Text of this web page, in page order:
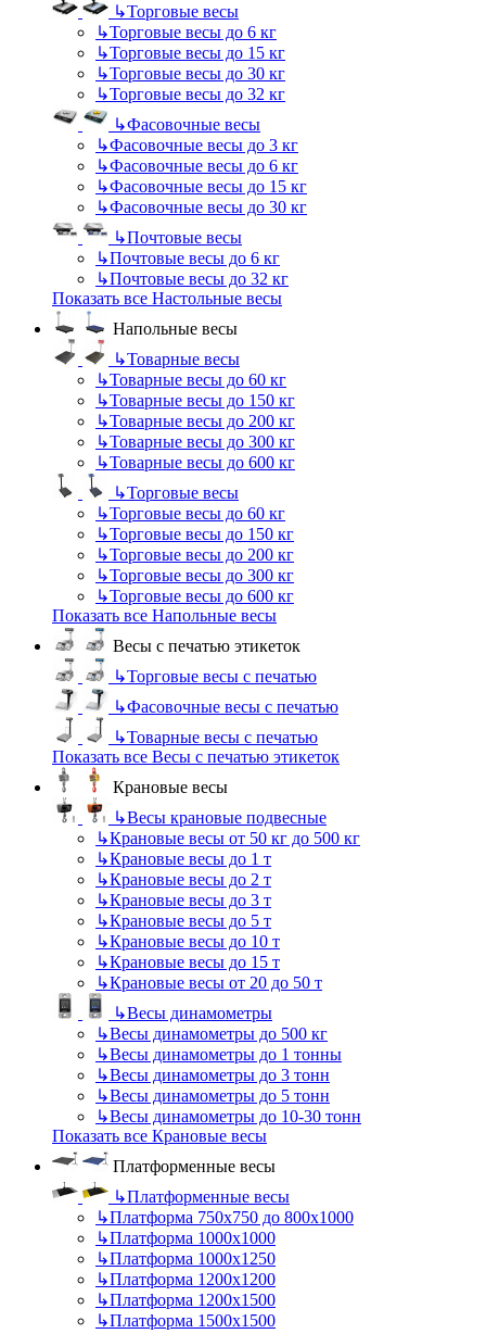
↳Торговые весы
↳Торговые весы до 6 кг
↳Торговые весы до 15 кг
↳Торговые весы до 30 кг
↳Торговые весы до 32 кг
↳Фасовочные весы
↳Фасовочные весы до 3 кг
↳Фасовочные весы до 6 кг
↳Фасовочные весы до 15 кг
↳Фасовочные весы до 30 кг
↳Почтовые весы
↳Почтовые весы до 6 кг
↳Почтовые весы до 32 кг
Показать все Настольные весы
Напольные весы
↳Товарные весы
↳Товарные весы до 60 кг
↳Товарные весы до 150 кг
↳Товарные весы до 200 кг
↳Товарные весы до 300 кг
↳Товарные весы до 600 кг
↳Торговые весы
↳Торговые весы до 60 кг
↳Торговые весы до 150 кг
↳Торговые весы до 200 кг
↳Торговые весы до 300 кг
↳Торговые весы до 600 кг
Показать все Напольные весы
Весы с печатью этикеток
↳Торговые весы с печатью
↳Фасовочные весы с печатью
↳Товарные весы с печатью
Показать все Весы с печатью этикеток
Крановые весы
↳Весы крановые подвесные
↳Крановые весы от 50 кг до 500 кг
↳Крановые весы до 1 т
↳Крановые весы до 2 т
↳Крановые весы до 3 т
↳Крановые весы до 5 т
↳Крановые весы до 10 т
↳Крановые весы до 15 т
↳Крановые весы от 20 до 50 т
↳Весы динамометры
↳Весы динамометры до 500 кг
↳Весы динамометры до 1 тонны
↳Весы динамометры до 3 тонн
↳Весы динамометры до 5 тонн
↳Весы динамометры до 10-30 тонн
Показать все Крановые весы
Платформенные весы
↳Платформенные весы
↳Платформа 750х750 до 800х1000
↳Платформа 1000х1000
↳Платформа 1000х1250
↳Платформа 1200х1200
↳Платформа 1200х1500
↳Платформа 1500х1500